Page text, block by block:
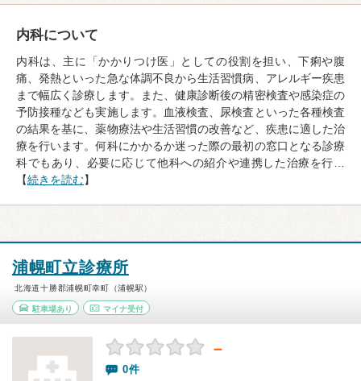
内科について
内科は、主に「かかりつけ医」としての役割を担い、下痢や腹
痛、発熱といった急な体調不良から生活習慣病、アレルギー疾患
まで幅広く診療します。また、健康診断後の精密検査や感染症の
予防接種なども実施します。血液検査、尿検査といった各種検査
の結果を基に、薬物療法や生活習慣の改善など、疾患に適した治
療を行います。何科にかかるか迷った際の最初の窓口となる診療
科でもあり、必要に応じて他科への紹介や連携した治療を行…
【続きを読む】
浦幌町立診療所
北海道十勝郡浦幌町幸町（浦幌駅）
駐車場あり マイナ受付
－
0件